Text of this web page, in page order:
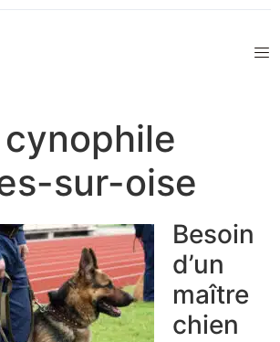
sur-oise
Besoin
d’un
maître
chien